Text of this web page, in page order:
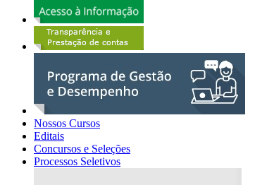
Nossos Cursos
Editais
Concursos e Seleções
Processos Seletivos